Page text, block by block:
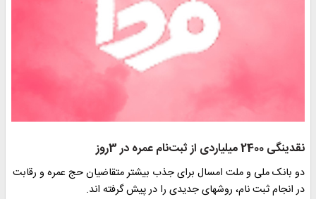
نقدینگی 2400 میلیاردی از ثبت‌نام عمره در 3روز
دو بانک ملی و ملت امسال برای جذب بیشتر متقاضیان حج عمره و رقابت
در انجام ثبت نام، روشهای جدیدی را در پیش گرفته اند.